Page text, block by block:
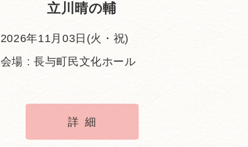
立川晴の輔
2026年11月03日(火・祝)
会場 : 長与町民文化ホール
詳細